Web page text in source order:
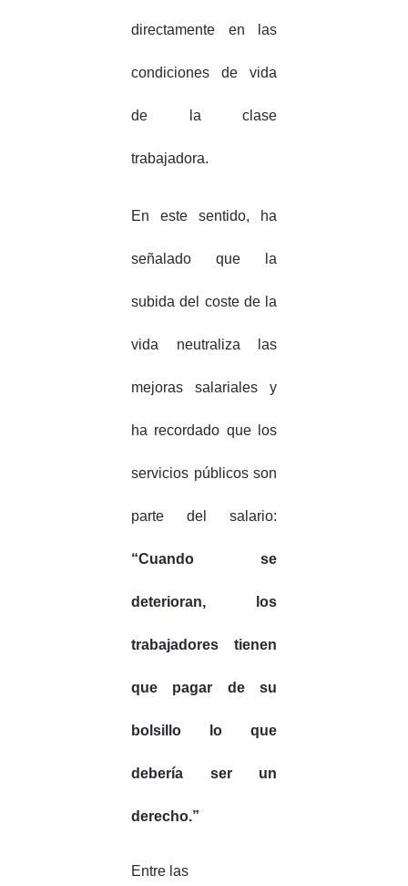
directamente en las
condiciones de vida
de la clase
trabajadora.
En este sentido, ha
señalado que la
subida del coste de la
vida neutraliza las
mejoras salariales y
ha recordado que los
servicios públicos son
parte del salario:
“Cuando se
deterioran, los
trabajadores tienen
que pagar de su
bolsillo lo que
debería ser un
derecho.”
Entre las